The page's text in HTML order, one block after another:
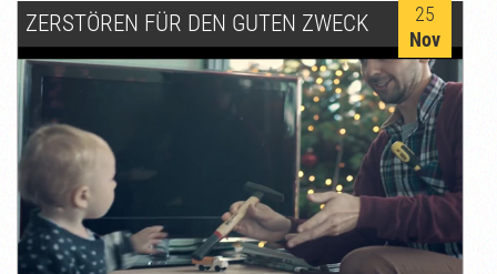
ZERSTÖREN FÜR DEN GUTEN ZWECK
25
Nov